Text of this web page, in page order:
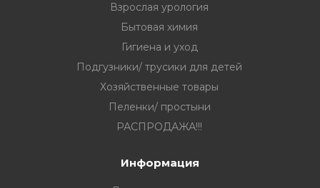
Взрослая урология
Бытовая химия
Гигиена и уход
Подгузники/ трусики для детей
Хозяйственные товары
Пеленки/ простыни
РАСПРОДАЖА!!!
Информация